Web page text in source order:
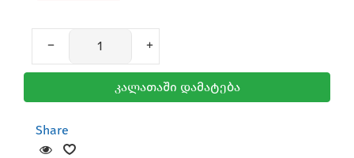
კალათაში დამატება
Share